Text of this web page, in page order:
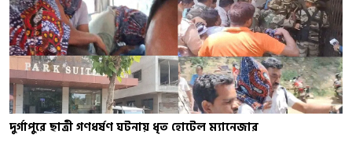
দুর্গাপুরে ছাত্রী গণধর্ষণ ঘটনায় ধৃত হোটেল ম্যানেজার